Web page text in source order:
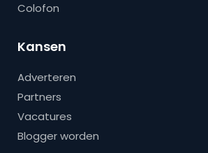
Colofon
Kansen
Adverteren
Partners
Vacatures
Blogger worden